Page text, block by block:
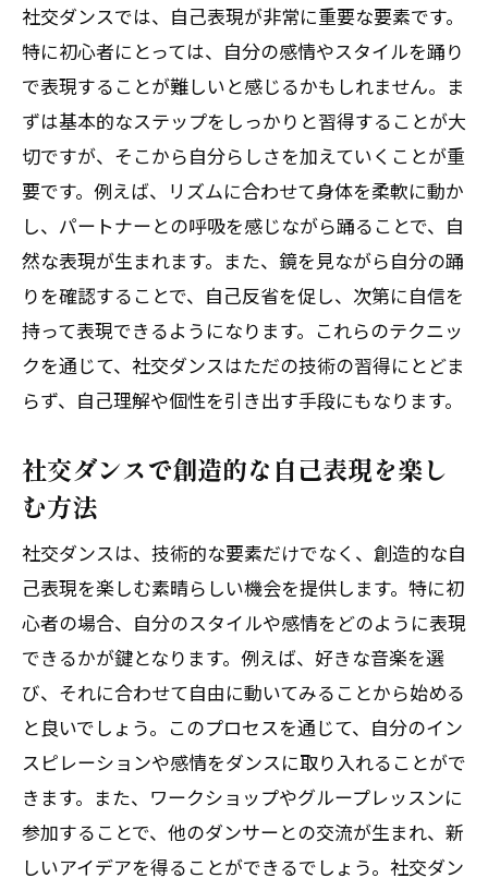
社交ダンスでは、自己表現が非常に重要な要素です。
特に初心者にとっては、自分の感情やスタイルを踊り
で表現することが難しいと感じるかもしれません。ま
ずは基本的なステップをしっかりと習得することが大
切ですが、そこから自分らしさを加えていくことが重
要です。例えば、リズムに合わせて身体を柔軟に動か
し、パートナーとの呼吸を感じながら踊ることで、自
然な表現が生まれます。また、鏡を見ながら自分の踊
りを確認することで、自己反省を促し、次第に自信を
持って表現できるようになります。これらのテクニッ
クを通じて、社交ダンスはただの技術の習得にとどま
らず、自己理解や個性を引き出す手段にもなります。
社交ダンスで創造的な自己表現を楽し
む方法
社交ダンスは、技術的な要素だけでなく、創造的な自
己表現を楽しむ素晴らしい機会を提供します。特に初
心者の場合、自分のスタイルや感情をどのように表現
できるかが鍵となります。例えば、好きな音楽を選
び、それに合わせて自由に動いてみることから始める
と良いでしょう。このプロセスを通じて、自分のイン
スピレーションや感情をダンスに取り入れることがで
きます。また、ワークショップやグループレッスンに
参加することで、他のダンサーとの交流が生まれ、新
しいアイデアを得ることができるでしょう。社交ダン